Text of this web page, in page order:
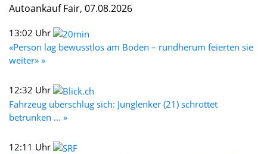
Autoankauf Fair, 07.08.2026
13:02 Uhr
«Person lag bewusstlos am Boden – rundherum feierten sie
weiter» »
12:32 Uhr
Fahrzeug überschlug sich: Junglenker (21) schrottet
betrunken ... »
12:11 Uhr